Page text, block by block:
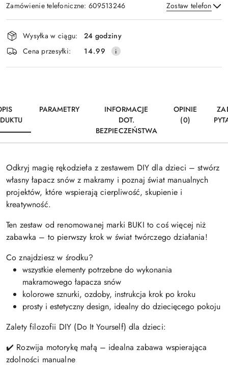
Zamówienie telefoniczne: 609513246 Zostaw telefon
Wyślij
Dostępność
i
dostawa
Wysyłka w ciągu:
24 godziny
Cena przesyłki:
14.99
PARAMETRY
INFORMACJE
DOT.
BEZPIECZEŃSTWA
OPINIE
(0)
Odkryj magię rękodzieła z zestawem DIY dla dzieci – stwórz
własny łapacz snów z makramy i poznaj świat manualnych
projektów, które wspierają cierpliwość, skupienie i
kreatywność.
Ten zestaw od renomowanej marki BUKI to coś więcej niż
zabawka – to pierwszy krok w świat twórczego działania!
Co znajdziesz w środku?
wszystkie elementy potrzebne do wykonania
makramowego łapacza snów
kolorowe sznurki, ozdoby, instrukcja krok po kroku
prosty i estetyczny design, idealny do dziecięcego pokoju
Zalety filozofii DIY (Do It Yourself) dla dzieci:
✔️ Rozwija motorykę małą – idealna zabawa wspierająca
zdolności manualne